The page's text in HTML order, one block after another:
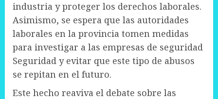
industria y proteger los derechos laborales.
Asimismo, se espera que las autoridades
laborales en la provincia tomen medidas
para investigar a las empresas de seguridad
Seguridad y evitar que este tipo de abusos
se repitan en el futuro.
Este hecho reaviva el debate sobre las